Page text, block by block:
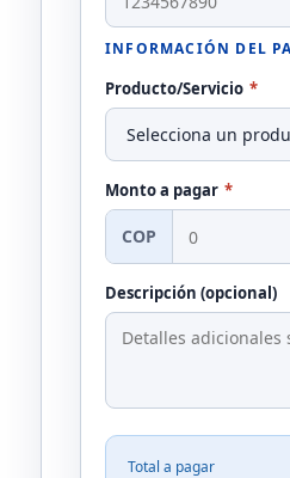
INFORMACIÓN DEL
Producto/Servicio *
Monto a pagar *
COP
Descripción (opcional)
Total a pagar